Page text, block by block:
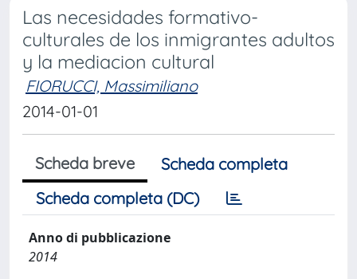
Las necesidades formativo-
culturales de los inmigrantes adultos
y la mediacion cultural
FIORUCCI, Massimiliano
2014-01-01
Scheda breve
Scheda completa
Scheda completa (DC)
Anno di pubblicazione
2014